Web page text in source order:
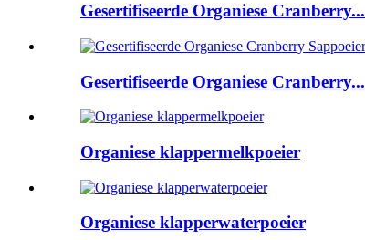
Gesertifiseerde Organiese Cranberry...
Gesertifiseerde Organiese Cranberry...
Organiese klappermelkpoeier
Organiese klapperwaterpoeier